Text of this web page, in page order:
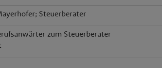
Steuerberater
zum Steuerberater